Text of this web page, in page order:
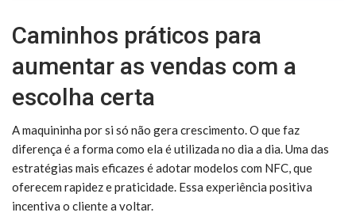
Caminhos práticos para
aumentar as vendas com a
escolha certa
A maquininha por si só não gera crescimento. O que faz
diferença é a forma como ela é utilizada no dia a dia. Uma das
estratégias mais eficazes é adotar modelos com NFC, que
oferecem rapidez e praticidade. Essa experiência positiva
incentiva o cliente a voltar.